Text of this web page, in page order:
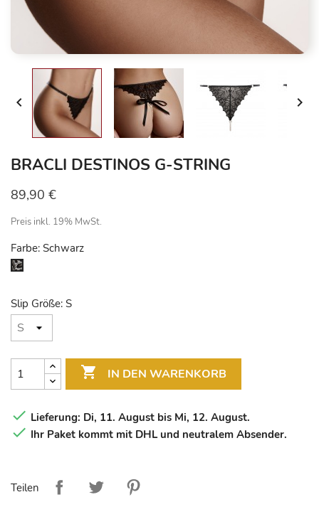
 
BRACLI DESTINOS G-STRING
89,90 €
Preis inkl. 19% MwSt.
Farbe: Schwarz
Schwarz
Slip Größe: S
 IN DEN WARENKORB
 Lieferung: Di, 11. August bis Mi, 12. August.
 Ihr Paket kommt mit DHL und neutralem Absender.
Teilen